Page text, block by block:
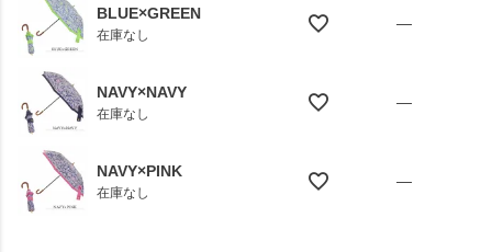
BLUE×GREEN
在庫なし
—
NAVY×NAVY
在庫なし
—
NAVY×PINK
在庫なし
—